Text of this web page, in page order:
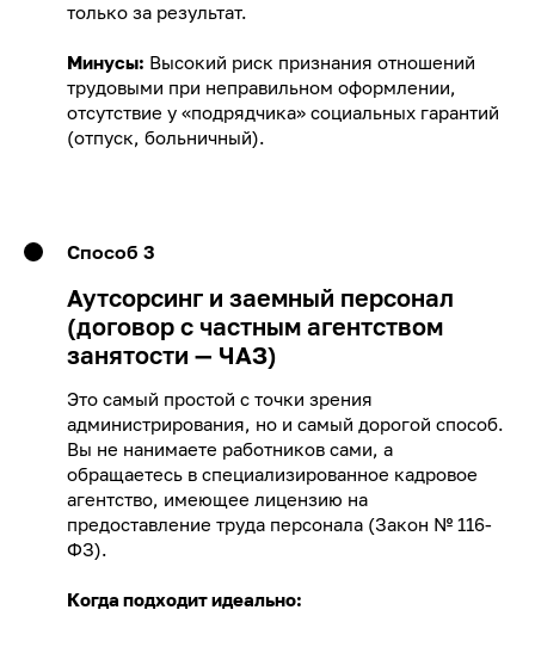
только за результат.
Минусы: Высокий риск признания отношений
трудовыми при неправильном оформлении,
отсутствие у «подрядчика» социальных гарантий
(отпуск, больничный).
Способ 3
Аутсорсинг и заемный персонал
(договор с частным агентством
занятости — ЧАЗ)
Это самый простой с точки зрения
администрирования, но и самый дорогой способ.
Вы не нанимаете работников сами, а
обращаетесь в специализированное кадровое
агентство, имеющее лицензию на
предоставление труда персонала (Закон № 116-
ФЗ).
Когда подходит идеально: